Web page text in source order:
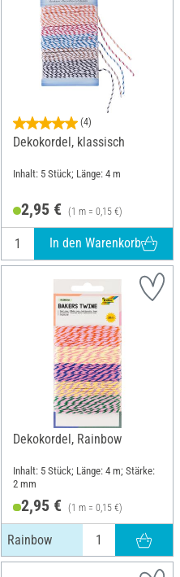
€
(4)
Dekokordel, klassisch
Inhalt: 5 Stück; Länge: 4 m
2,95 € (1 m = 0,15 €)
In den Warenkorb
Dekokordel, Rainbow
Inhalt: 5 Stück; Länge: 4 m; Stärke:
2 mm
2,95 € (1 m = 0,15 €)
Rainbow